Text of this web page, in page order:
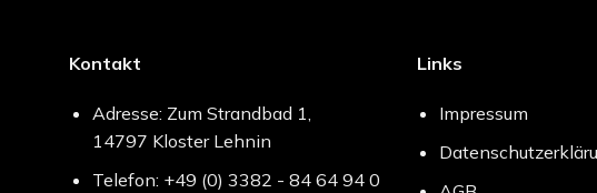
Kontakt
Adresse: Zum Strandbad 1,
14797 Kloster Lehnin
Telefon: +49 (0) 3382 - 84 64 94 0
Links
Impressum